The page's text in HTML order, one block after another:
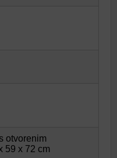
otvorenim
59 x 72 cm